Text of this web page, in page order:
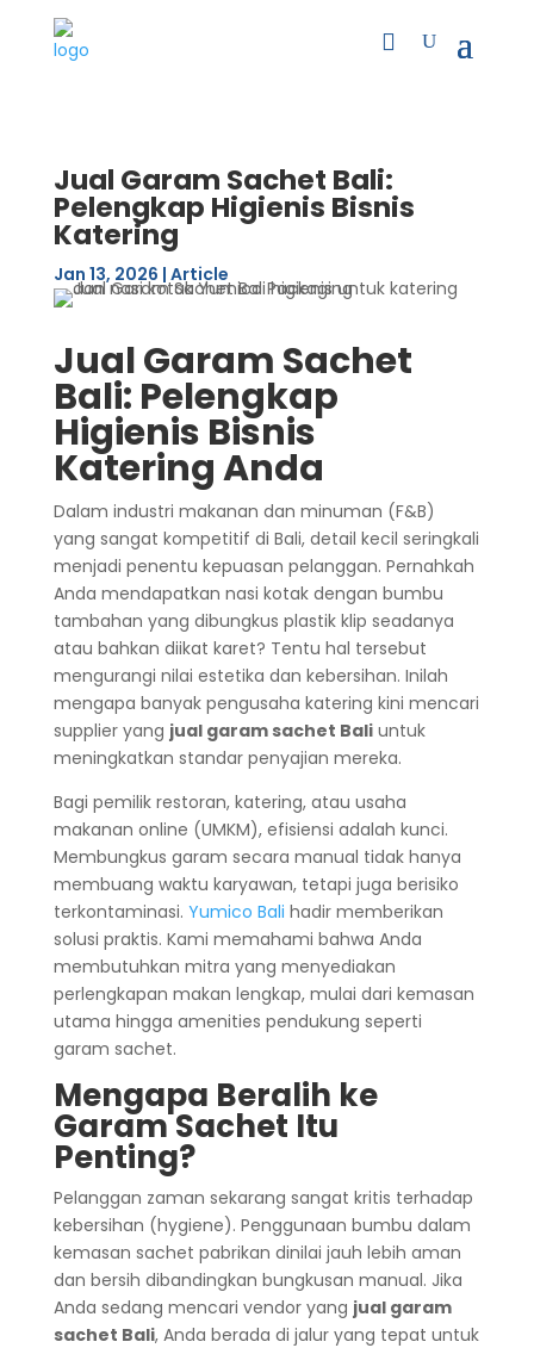
Jual Garam Sachet Bali:
Pelengkap Higienis Bisnis
Katering
Jan 13, 2026 | Article
Jual Garam Sachet
Bali: Pelengkap
Higienis Bisnis
Katering Anda
Dalam industri makanan dan minuman (F&B)
yang sangat kompetitif di Bali, detail kecil seringkali
menjadi penentu kepuasan pelanggan. Pernahkah
Anda mendapatkan nasi kotak dengan bumbu
tambahan yang dibungkus plastik klip seadanya
atau bahkan diikat karet? Tentu hal tersebut
mengurangi nilai estetika dan kebersihan. Inilah
mengapa banyak pengusaha katering kini mencari
supplier yang jual garam sachet Baliuntuk
meningkatkan standar penyajian mereka.
Bagi pemilik restoran, katering, atau usaha
makanan online (UMKM), efisiensi adalah kunci.
Membungkus garam secara manual tidak hanya
membuang waktu karyawan, tetapi juga berisiko
terkontaminasi. Yumico Bali hadir memberikan
solusi praktis. Kami memahami bahwa Anda
membutuhkan mitra yang menyediakan
perlengkapan makan lengkap, mulai dari kemasan
utama hingga amenities pendukung seperti
garam sachet.
Mengapa Beralih ke
Garam Sachet Itu
Penting?
Pelanggan zaman sekarang sangat kritis terhadap
kebersihan (hygiene). Penggunaan bumbu dalam
kemasan sachet pabrikan dinilai jauh lebih aman
dan bersih dibandingkan bungkusan manual. Jika
Anda sedang mencari vendor yang jual garam
sachet Bali, Anda berada di jalur yang tepat untuk